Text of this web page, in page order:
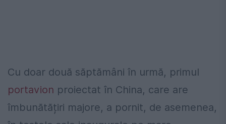
Cu doar două săptămâni în urmă, primul
portavion proiectat în China, care are
îmbunătățiri majore, a pornit, de asemenea,